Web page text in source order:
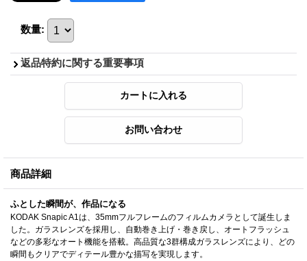
数量:
返品特約に関する重要事項
商品詳細
ふとした瞬間が、作品になる
KODAK Snapic A1は、35mmフルフレームのフィルムカメラとして誕生しま
した。ガラスレンズを採用し、自動巻き上げ・巻き戻し、オートフラッシュ
などの多彩なオート機能を搭載。高品質な3群構成ガラスレンズにより、どの
瞬間もクリアでディテール豊かな描写を実現します。